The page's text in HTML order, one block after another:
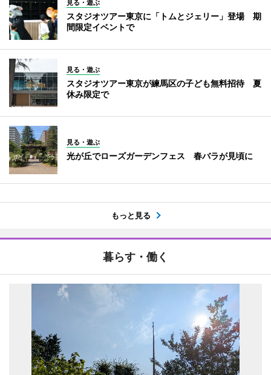
見る・遊ぶ
スタジオツアー東京に「トムとジェリー」登場 期
間限定イベントで
見る・遊ぶ
スタジオツアー東京が練馬区の子ども無料招待 夏
休み限定で
見る・遊ぶ
光が丘でローズガーデンフェス 春バラが見頃に
もっと見る
暮らす・働く